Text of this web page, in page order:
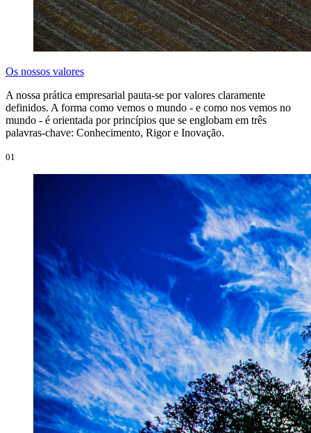
Os nossos valores
A nossa prática empresarial pauta-se por valores claramente
definidos. A forma como vemos o mundo - e como nos vemos no
mundo - é orientada por princípios que se englobam em três
palavras-chave: Conhecimento, Rigor e Inovação.
01